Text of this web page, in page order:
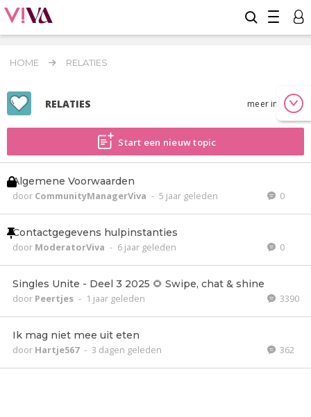
HOME RELATIES
RELATIES meer info
Start een nieuw topic
Algemene Voorwaarden
door CommunityManagerViva - 5 jaar geleden 0
Contactgegevens hulpinstanties
door ModeratorViva - 6 jaar geleden 0
Singles Unite - Deel 3 2025 🌻 Swipe, chat & shine
door Peertjes - 1 jaar geleden 3390
Ik mag niet mee uit eten
door Hartje567 - 3 dagen geleden 362